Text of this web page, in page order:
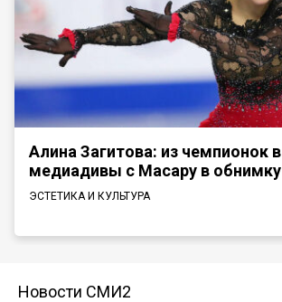
Алина Загитова: из чемпионок в
медиадивы с Масару в обнимку
ЭСТЕТИКА И КУЛЬТУРА
Новости СМИ2